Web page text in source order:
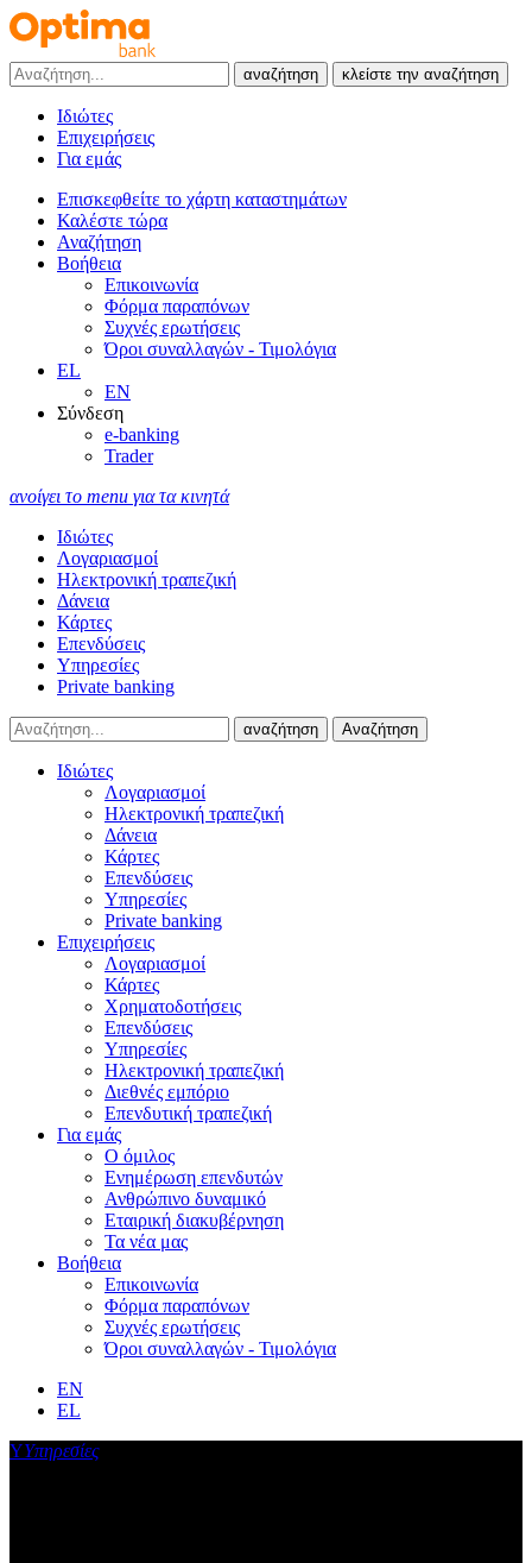
αναζήτηση κλείστε την αναζήτηση
Ιδιώτες
Επιχειρήσεις
Για εμάς
Επισκεφθείτε το χάρτη καταστημάτων
Καλέστε τώρα
Αναζήτηση
Βοήθεια
Επικοινωνία
Φόρμα παραπόνων
Συχνές ερωτήσεις
Όροι συναλλαγών - Τιμολόγια
EL
EN
Σύνδεση
e-banking
Trader
ανοίγει το menu για τα κινητά
Ιδιώτες
Λογαριασμοί
Ηλεκτρονική τραπεζική
Δάνεια
Κάρτες
Επενδύσεις
Υπηρεσίες
Private banking
αναζήτηση Αναζήτηση
Ιδιώτες
Λογαριασμοί
Ηλεκτρονική τραπεζική
Δάνεια
Κάρτες
Επενδύσεις
Υπηρεσίες
Private banking
Επιχειρήσεις
Λογαριασμοί
Κάρτες
Χρηματοδοτήσεις
Επενδύσεις
Υπηρεσίες
Ηλεκτρονική τραπεζική
Διεθνές εμπόριο
Επενδυτική τραπεζική
Για εμάς
Ο όμιλος
Ενημέρωση επενδυτών
Ανθρώπινο δυναμικό
Εταιρική διακυβέρνηση
Τα νέα μας
Βοήθεια
Επικοινωνία
Φόρμα παραπόνων
Συχνές ερωτήσεις
Όροι συναλλαγών - Τιμολόγια
EN
EL
ΥΥπηρεσίες